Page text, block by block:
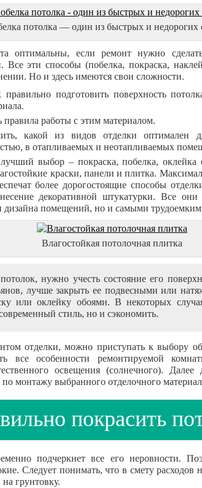
потолка — один из быстрых и недорогих
оптимальны, если ремонт нужно
Все эти способы (побелка, покраска,
Но и здесь имеются свои сложности.
подготовить поверхность
работы с этим материалом.
какой из видов отделки оптимален
в отапливаемых и неотапливаемых
выбор – покраска, побелка,
краски, панели и плитка.
более дорогостоящие способы
декоративной штукатурки. Все
дизайна помещений, но и самыми
Влагостойкая потолочная плитка
нужно учесть состояние его
лучше закрыть ее подвесными или
или оклейку обоями. В некоторых
стиль, но и сэкономить.
отделки, можно приступать к выбору
все особенности ремонтируемой
освещения (солнечного).
монтажу выбранного отделочного
покрасить
подчеркнет все его неровности.
Следует понимать, что в смету расходов
грунтовку.